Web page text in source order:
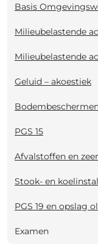
Basis
Milieubelastende
Milieubelastende
Geluid – akoestiek
PGS 15
Afvalstoffen en
Stook- en
PGS 19 en opslag
Examen